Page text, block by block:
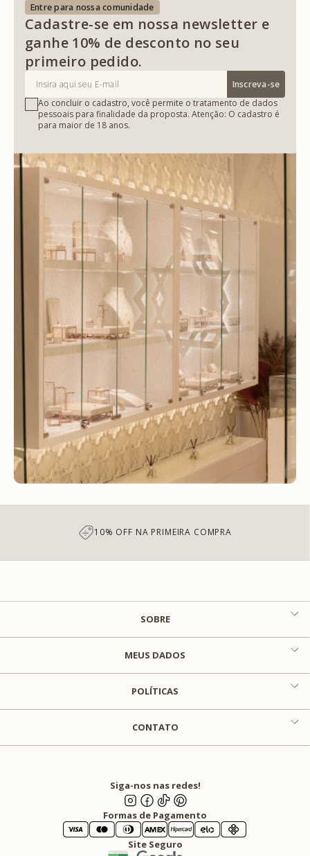
Entre para nossa comunidade
Cadastre-se em nossa newsletter e
ganhe 10% de desconto no seu
primeiro pedido.
Inscreva-se
Ao concluir o cadastro, você permite o tratamento de dados
pessoais para finalidade da proposta. Atenção: O cadastro é
para maior de 18 anos.
10% OFF NA PRIMEIRA COMPRA
SOBRE
MEUS DADOS
POLÍTICAS
CONTATO
Siga-nos nas redes!
Formas de Pagamento
Site Seguro